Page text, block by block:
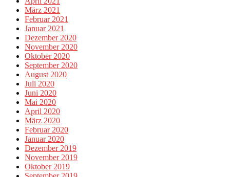
März 2021
Februar 2021
Januar 2021
Dezember 2020
November 2020
Oktober 2020
September 2020
August 2020
Juli 2020
Juni 2020
Mai 2020
April 2020
März 2020
Februar 2020
Januar 2020
Dezember 2019
November 2019
Oktober 2019